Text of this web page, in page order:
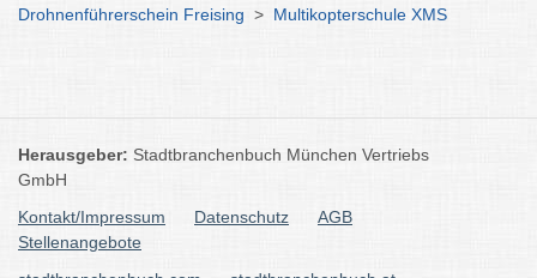
Drohnenführerschein Freising > Multikopterschule XMS
Herausgeber: Stadtbranchenbuch München Vertriebs
GmbH
Kontakt/Impressum
Datenschutz
AGB
Stellenangebote